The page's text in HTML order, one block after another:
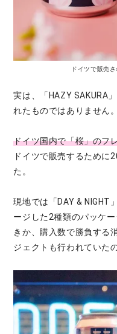
ドイツで販売
実は、「HAZY SAKURA
れたものではありません。
ドイツ国内で「桜」のフ
ドイツで販売するために
た。
現地では「DAY & NIGHT
ージした2種類のパッケ
きか、購入数で勝負する
ジェクトも行われていた